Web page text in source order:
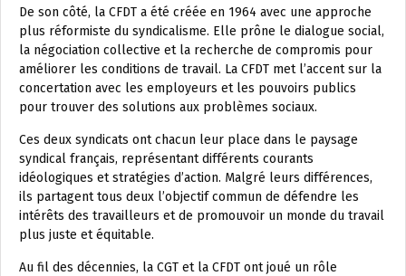
De son côté, la CFDT a été créée en 1964 avec une approche
plus réformiste du syndicalisme. Elle prône le dialogue social,
la négociation collective et la recherche de compromis pour
améliorer les conditions de travail. La CFDT met l’accent sur la
concertation avec les employeurs et les pouvoirs publics
pour trouver des solutions aux problèmes sociaux.
Ces deux syndicats ont chacun leur place dans le paysage
syndical français, représentant différents courants
idéologiques et stratégies d’action. Malgré leurs différences,
ils partagent tous deux l’objectif commun de défendre les
intérêts des travailleurs et de promouvoir un monde du travail
plus juste et équitable.
Au fil des décennies, la CGT et la CFDT ont joué un rôle